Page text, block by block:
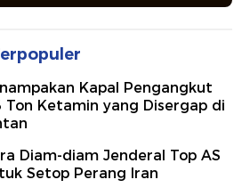
Kapal Pengangkut
Ton Ketamin yang Disergap di
Diam-diam Jenderal Top AS
Setop Perang Iran